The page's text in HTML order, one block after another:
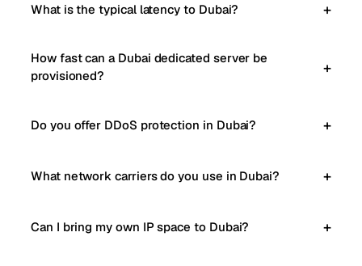
What is the typical latency to Dubai?
How fast can a Dubai dedicated server be
provisioned?
Do you offer DDoS protection in Dubai?
What network carriers do you use in Dubai?
Can I bring my own IP space to Dubai?